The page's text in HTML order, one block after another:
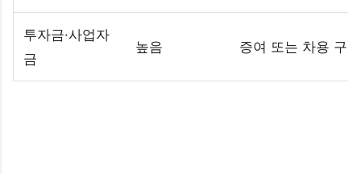
투자금·사업자
금
높음 증여 또는 차용 구